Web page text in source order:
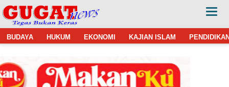
BUDAYA HUKUM EKONOMI KAJIAN ISLAM